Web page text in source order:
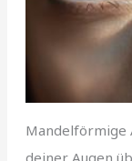
Mandelförmige
deiner Augen